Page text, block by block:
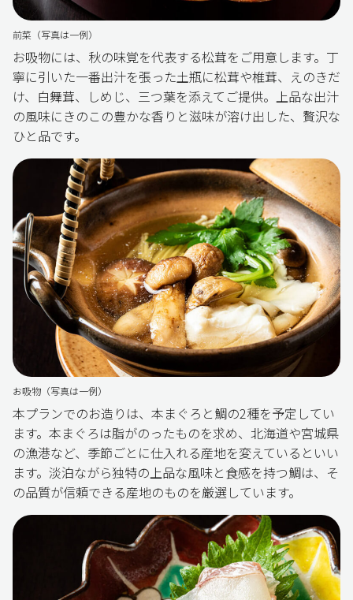
前菜（写真は一例）
お吸物には、秋の味覚を代表する松茸をご用意します。丁
寧に引いた一番出汁を張った土瓶に松茸や椎茸、えのきだ
け、白舞茸、しめじ、三つ葉を添えてご提供。上品な出汁
の風味にきのこの豊かな香りと滋味が溶け出した、贅沢な
ひと品です。
お吸物（写真は一例）
本プランでのお造りは、本まぐろと鯛の2種を予定してい
ます。本まぐろは脂がのったものを求め、北海道や宮城県
の漁港など、季節ごとに仕入れる産地を変えているといい
ます。淡泊ながら独特の上品な風味と食感を持つ鯛は、そ
の品質が信頼できる産地のものを厳選しています。